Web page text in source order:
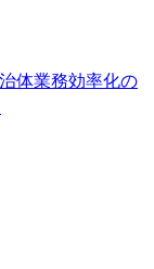
体業務効率化の